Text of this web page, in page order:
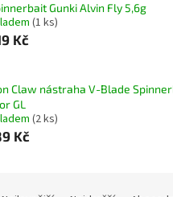
Gunki Alvin Fly 5,6g
(1 ks)
Kč
Claw nástraha V-Blade
GL
(2 ks)
Kč